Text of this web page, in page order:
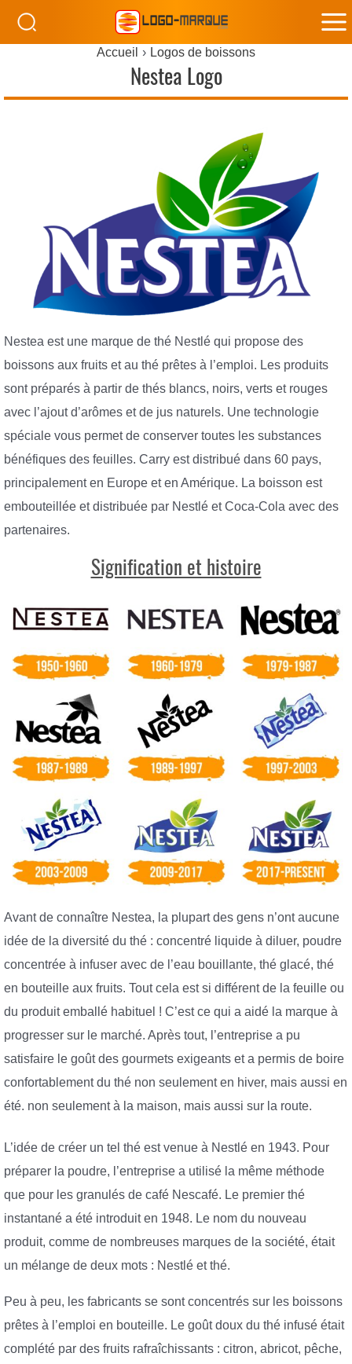
Accueil Logos de boissons
Nestea Logo
Nestea est une marque de thé Nestlé qui propose des
boissons aux fruits et au thé prêtes à l’emploi. Les produits
sont préparés à partir de thés blancs, noirs, verts et rouges
avec l’ajout d’arômes et de jus naturels. Une technologie
spéciale vous permet de conserver toutes les substances
bénéfiques des feuilles. Carry est distribué dans 60 pays,
principalement en Europe et en Amérique. La boisson est
embouteillée et distribuée par Nestlé et Coca-Cola avec des
partenaires.
Signification et histoire
Avant de connaître Nestea, la plupart des gens n’ont aucune
idée de la diversité du thé : concentré liquide à diluer, poudre
concentrée à infuser avec de l’eau bouillante, thé glacé, thé
en bouteille aux fruits. Tout cela est si différent de la feuille ou
du produit emballé habituel ! C’est ce qui a aidé la marque à
progresser sur le marché. Après tout, l’entreprise a pu
satisfaire le goût des gourmets exigeants et a permis de boire
confortablement du thé non seulement en hiver, mais aussi en
été. non seulement à la maison, mais aussi sur la route.
L’idée de créer un tel thé est venue à Nestlé en 1943. Pour
préparer la poudre, l’entreprise a utilisé la même méthode
que pour les granulés de café Nescafé. Le premier thé
instantané a été introduit en 1948. Le nom du nouveau
produit, comme de nombreuses marques de la société, était
un mélange de deux mots : Nestlé et thé.
Peu à peu, les fabricants se sont concentrés sur les boissons
prêtes à l’emploi en bouteille. Le goût doux du thé infusé était
complété par des fruits rafraîchissants : citron, abricot, pêche,